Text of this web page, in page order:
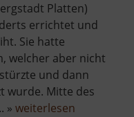
Platten)
errichtet und
Sie hatte
welcher aber nicht
und dann
wurde. Mitte des
» weiterlesen